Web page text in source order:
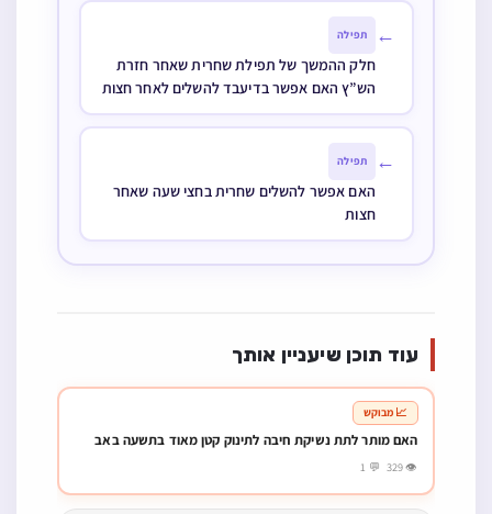
← תפילה
חלק ההמשך של תפילת שחרית שאחר חזרת
הש”ץ האם אפשר בדיעבד להשלים לאחר חצות
← תפילה
האם אפשר להשלים שחרית בחצי שעה שאחר
חצות
עוד תוכן שיעניין אותך
📈 מבוקש
האם מותר לתת נשיקת חיבה לתינוק קטן מאוד בתשעה באב
👁 329 💬 1